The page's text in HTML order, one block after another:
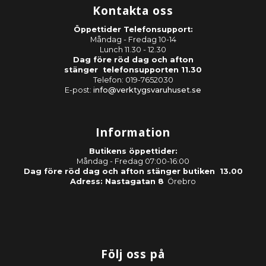
Kontakta oss
Öppettider Telefonsupport:
Måndag - Fredag 10-14
Lunch 11.30 - 12.30
Dag före röd dag och afton
stänger telefonsupporten 11.30
Telefon: 019-7652030
E-post: info@verktygsvaruhuset.se
Information
Butikens öppettider:
Måndag - Fredag 07:00-16:00
Dag före röd dag och afton stänger butiken 13.00
Adress: Nastagatan 8 Örebro
Följ oss på